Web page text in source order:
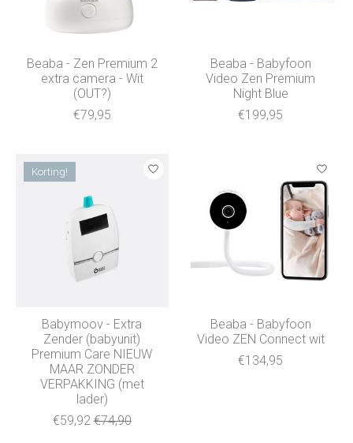
Beaba - Zen Premium 2
extra camera - Wit
(OUT?)
€79,95
Beaba - Babyfoon
Video Zen Premium
Night Blue
€199,95
Korting!
Babymoov - Extra
Zender (babyunit)
Premium Care NIEUW
MAAR ZONDER
VERPAKKING (met
lader)
€59,92 €74,90
Beaba - Babyfoon
Video ZEN Connect wit
€134,95